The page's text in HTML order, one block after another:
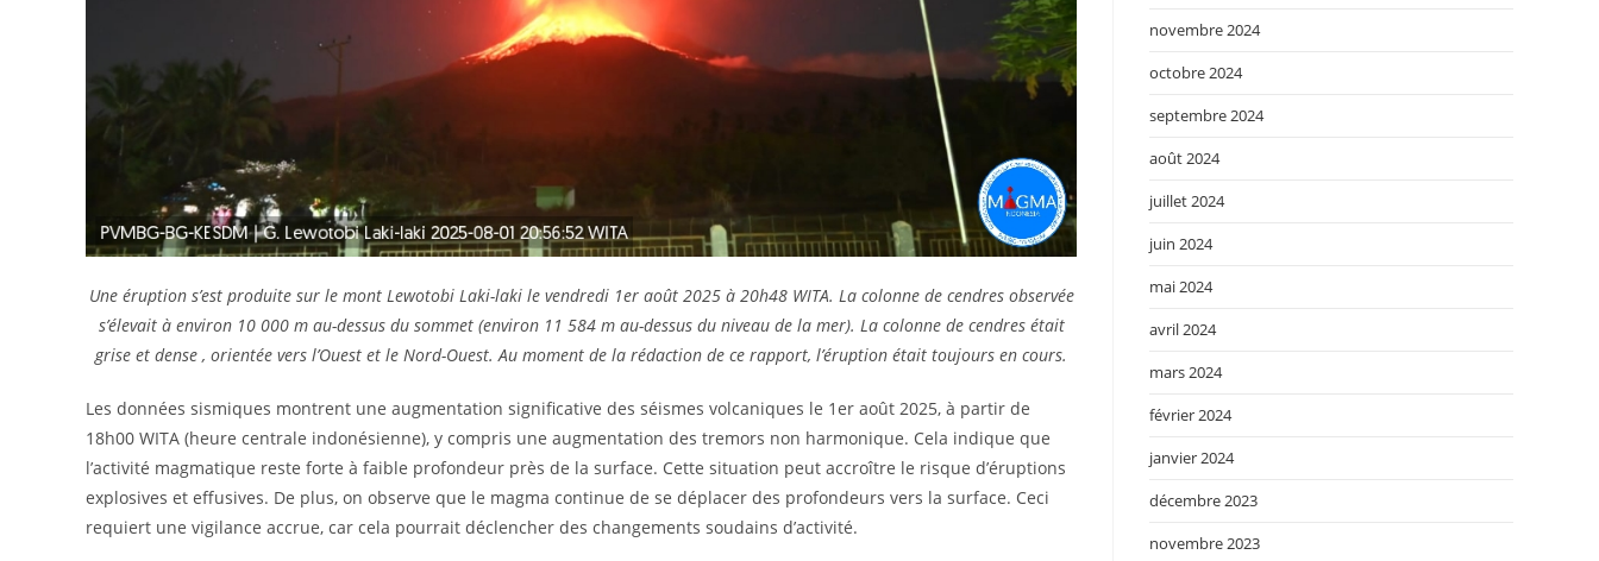
Une éruption s’est produite sur le mont Lewotobi Laki-laki le vendredi 1er août 2025 à 20h48 WITA. La colonne de cendres observée
s’élevait à environ 10 000 m au-dessus du sommet (environ 11 584 m au-dessus du niveau de la mer). La colonne de cendres était
grise et dense , orientée vers l’Ouest et le Nord-Ouest. Au moment de la rédaction de ce rapport, l’éruption était toujours en cours.
Les données sismiques montrent une augmentation significative des séismes volcaniques le 1er août 2025, à partir de
18h00 WITA (heure centrale indonésienne), y compris une augmentation des tremors non harmonique. Cela indique que
l’activité magmatique reste forte à faible profondeur près de la surface. Cette situation peut accroître le risque d’éruptions
explosives et effusives. De plus, on observe que le magma continue de se déplacer des profondeurs vers la surface. Ceci
requiert une vigilance accrue, car cela pourrait déclencher des changements soudains d’activité.
novembre 2024
octobre 2024
septembre 2024
août 2024
juillet 2024
juin 2024
mai 2024
avril 2024
mars 2024
février 2024
janvier 2024
décembre 2023
novembre 2023